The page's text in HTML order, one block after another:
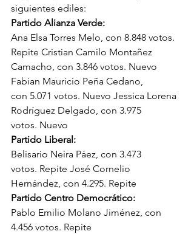
siguientes ediles:
Partido Alianza Verde:
Ana Elsa Torres Melo, con 8.848 votos.
Repite Cristian Camilo Montañez
Camacho, con 3.846 votos. Nuevo
Fabian Mauricio Peña Cedano,
con 5.071 votos. Nuevo Jessica Lorena
Rodríguez Delgado, con 3.975
votos. Nuevo
Partido Liberal:
Belisario Neira Páez, con 3.473
votos. Repite José Cornelio
Hernández, con 4.295. Repite
Partido Centro Democrático:
Pablo Emilio Molano Jiménez, con
4.456 votos. Repite